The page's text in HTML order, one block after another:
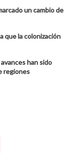
un cambio de
que la colonización
han sido
regiones